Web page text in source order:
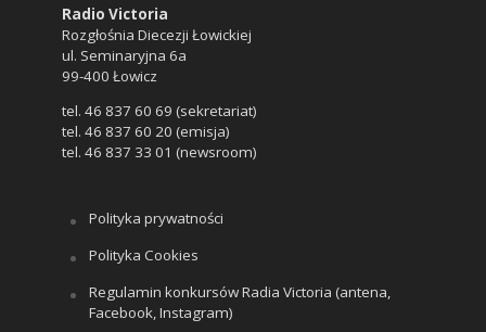
Radio Victoria
Rozgłośnia Diecezji Łowickiej
ul. Seminaryjna 6a
99-400 Łowicz
tel. 46 837 60 69 (sekretariat)
tel. 46 837 60 20 (emisja)
tel. 46 837 33 01 (newsroom)
Polityka prywatności
Polityka Cookies
Regulamin konkursów Radia Victoria (antena,
Facebook, Instagram)